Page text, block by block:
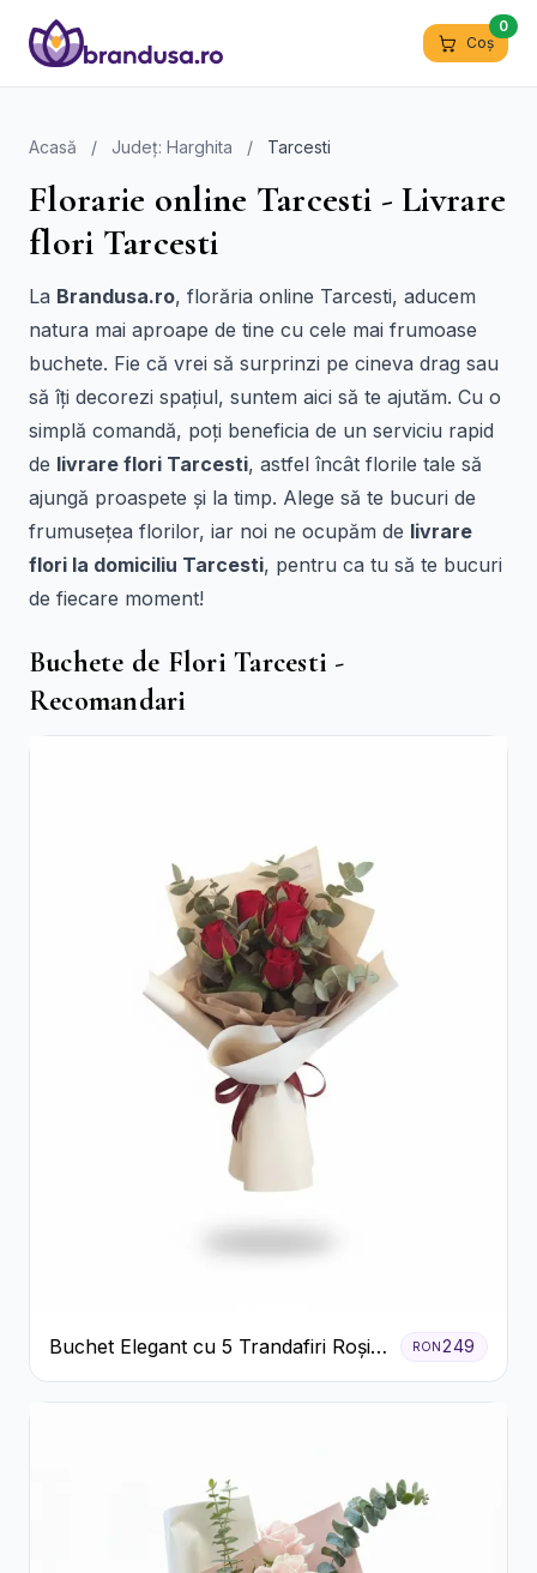
Coș
0
Acasă / Județ: Harghita / Tarcesti
Florarie online Tarcesti - Livrare
flori Tarcesti
La Brandusa.ro, florăria online Tarcesti, aducem
natura mai aproape de tine cu cele mai frumoase
buchete. Fie că vrei să surprinzi pe cineva drag sau
să îți decorezi spațiul, suntem aici să te ajutăm. Cu o
simplă comandă, poți beneficia de un serviciu rapid
de livrare flori Tarcesti, astfel încât florile tale să
ajungă proaspete și la timp. Alege să te bucuri de
frumusețea florilor, iar noi ne ocupăm de livrare
flori la domiciliu Tarcesti, pentru ca tu să te bucuri
de fiecare moment!
Buchete de Flori Tarcesti -
Recomandari
Buchet Elegant cu 5 Trandafiri Roșii
și Eucalipt
RON249